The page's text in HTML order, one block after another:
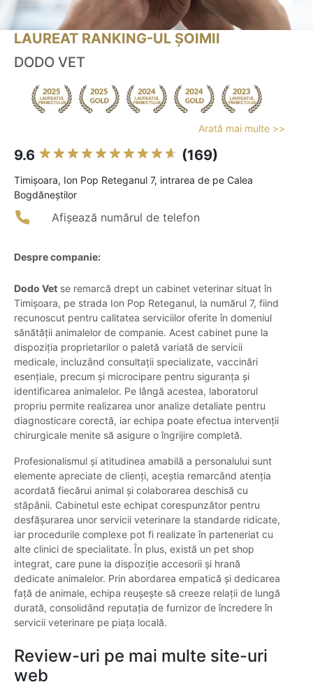
LAUREAT RANKING-UL ȘOIMII
DODO VET
Arată mai multe >>
9.6 (169)
Timişoara, Ion Pop Reteganul 7, intrarea de pe Calea
Bogdăneștilor
Afișează numărul de telefon
Despre companie:
Dodo Vet se remarcă drept un cabinet veterinar situat în
Timișoara, pe strada Ion Pop Reteganul, la numărul 7, fiind
recunoscut pentru calitatea serviciilor oferite în domeniul
sănătății animalelor de companie. Acest cabinet pune la
dispoziția proprietarilor o paletă variată de servicii
medicale, incluzând consultații specializate, vaccinări
esențiale, precum și microcipare pentru siguranța și
identificarea animalelor. Pe lângă acestea, laboratorul
propriu permite realizarea unor analize detaliate pentru
diagnosticare corectă, iar echipa poate efectua intervenții
chirurgicale menite să asigure o îngrijire completă.
Profesionalismul și atitudinea amabilă a personalului sunt
elemente apreciate de clienți, aceștia remarcând atenția
acordată fiecărui animal și colaborarea deschisă cu
stăpânii. Cabinetul este echipat corespunzător pentru
desfășurarea unor servicii veterinare la standarde ridicate,
iar procedurile complexe pot fi realizate în parteneriat cu
alte clinici de specialitate. În plus, există un pet shop
integrat, care pune la dispoziție accesorii și hrană
dedicate animalelor. Prin abordarea empatică și dedicarea
față de animale, echipa reușește să creeze relații de lungă
durată, consolidând reputația de furnizor de încredere în
servicii veterinare pe piața locală.
Review-uri pe mai multe site-uri
web